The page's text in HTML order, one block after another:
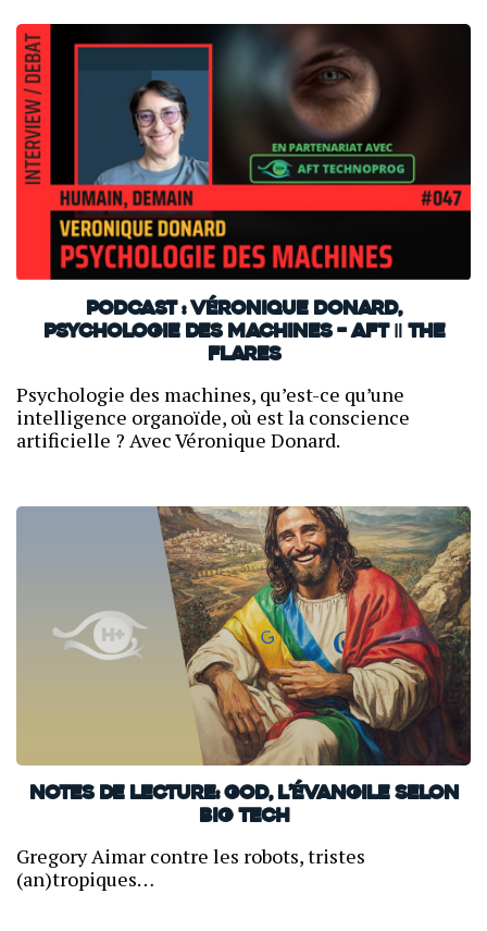
PODCAST : Véronique Donard,
Psychologie des machines – AFT ‖ THE
FLARES
Psychologie des machines, qu’est-ce qu’une
intelligence organoïde, où est la conscience
artificielle ? Avec Véronique Donard.
Notes de lecture: GOD, l’Évangile selon
Big Tech
Gregory Aimar contre les robots, tristes
(an)tropiques…